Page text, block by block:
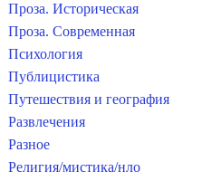
Проза. Историческая
Проза. Современная
Психология
Публицистика
Путешествия и география
Развлечения
Разное
Религия/мистика/нло